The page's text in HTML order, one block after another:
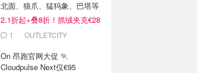
北面、狼爪、猛犸象、巴塔等
2.1折起+叠8折！抓绒夹克€28
1
OUTLETCITY
On 昂跑官网大促 🏃
Cloudpulse Next仅€95